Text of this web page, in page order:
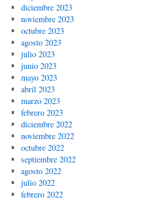
diciembre 2023
noviembre 2023
octubre 2023
agosto 2023
julio 2023
junio 2023
mayo 2023
abril 2023
marzo 2023
febrero 2023
diciembre 2022
noviembre 2022
octubre 2022
septiembre 2022
agosto 2022
julio 2022
febrero 2022